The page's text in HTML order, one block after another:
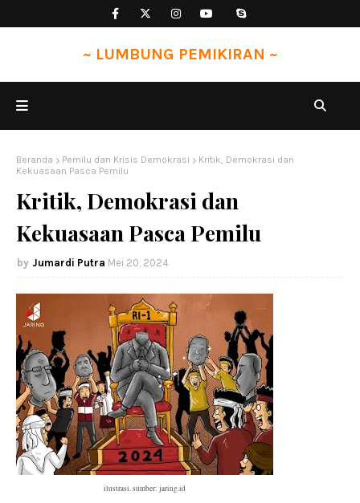
~ LUMBUNG PEMIKIRAN ~
Beranda Pemilu dan Krisis Demokrasi
Kritik, Demokrasi dan
Kekuasaan Pasca Pemilu
Kritik, Demokrasi dan
Kekuasaan Pasca Pemilu
Jumardi Putra Mei 20, 2024
ilustrasi. sumber: jaring.id